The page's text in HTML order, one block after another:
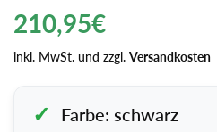
Regulärer
210,95€
inkl. MwSt. und zzgl. Versandkosten
Farbe: schwarz